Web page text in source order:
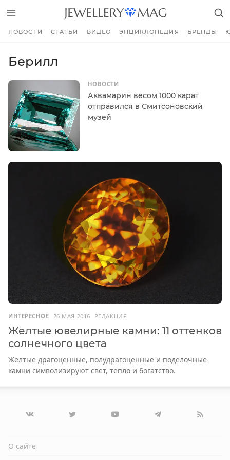
НОВОСТИ СТАТЬИ ВИДЕО ЭНЦИКЛОПЕДИЯ БРЕНДЫ
Берилл
НОВОСТИ
Аквамарин весом 1000 карат
отправился в Смитсоновский
музей
ИНТЕРЕСНОЕ 26 МАЯ 2016 РЕДАКЦИЯ
Желтые ювелирные камни: 11 оттенков
солнечного цвета
Желтые драгоценные, полудрагоценные и поделочные
камни символизируют свет, тепло и богатство.
О сайте